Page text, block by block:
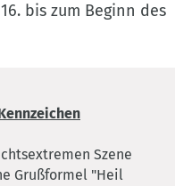
bis zum Beginn des
Szene
Grußformel "Heil